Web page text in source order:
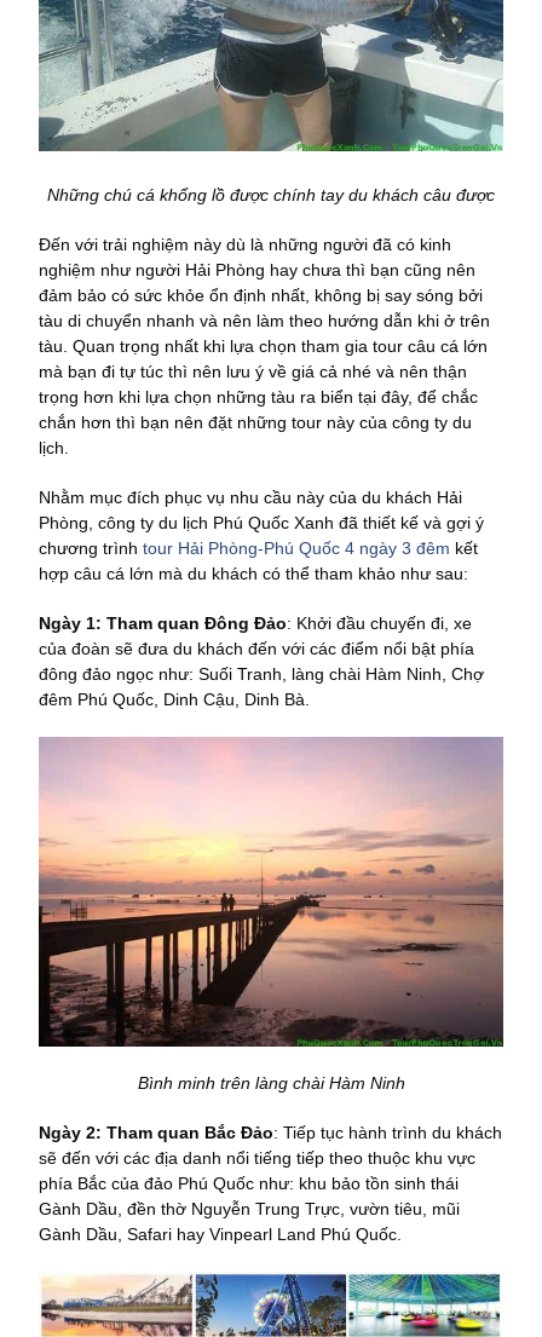
Những chú cá khổng lồ được chính tay du khách câu được
Đến với trải nghiệm này dù là những người đã có kinh
nghiệm như người Hải Phòng hay chưa thì bạn cũng nên
đảm bảo có sức khỏe ổn định nhất, không bị say sóng bởi
tàu di chuyển nhanh và nên làm theo hướng dẫn khi ở trên
tàu. Quan trọng nhất khi lựa chọn tham gia tour câu cá lớn
mà bạn đi tự túc thì nên lưu ý về giá cả nhé và nên thận
trọng hơn khi lựa chọn những tàu ra biển tại đây, để chắc
chắn hơn thì bạn nên đặt những tour này của công ty du
lịch.
Nhằm mục đích phục vụ nhu cầu này của du khách Hải
Phòng, công ty du lịch Phú Quốc Xanh đã thiết kế và gợi ý
chương trình tour Hải Phòng-Phú Quốc 4 ngày 3 đêm kết
hợp câu cá lớn mà du khách có thể tham khảo như sau:
Ngày 1: Tham quan Đông Đảo: Khởi đầu chuyến đi, xe
của đoàn sẽ đưa du khách đến với các điểm nổi bật phía
đông đảo ngọc như: Suối Tranh, làng chài Hàm Ninh, Chợ
đêm Phú Quốc, Dinh Cậu, Dinh Bà.
Bình minh trên làng chài Hàm Ninh
Ngày 2: Tham quan Bắc Đảo: Tiếp tục hành trình du khách
sẽ đến với các địa danh nổi tiếng tiếp theo thuộc khu vực
phía Bắc của đảo Phú Quốc như: khu bảo tồn sinh thái
Gành Dầu, đền thờ Nguyễn Trung Trực, vườn tiêu, mũi
Gành Dầu, Safari hay Vinpearl Land Phú Quốc.